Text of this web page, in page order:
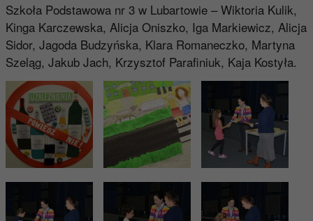
Szkoła Podstawowa nr 3 w Lubartowie – Wiktoria Kulik,
Kinga Karczewska, Alicja Oniszko, Iga Markiewicz, Alicja
Sidor, Jagoda Budzyńska, Klara Romaneczko, Martyna
Szeląg, Jakub Jach, Krzysztof Parafiniuk, Kaja Kostyła.